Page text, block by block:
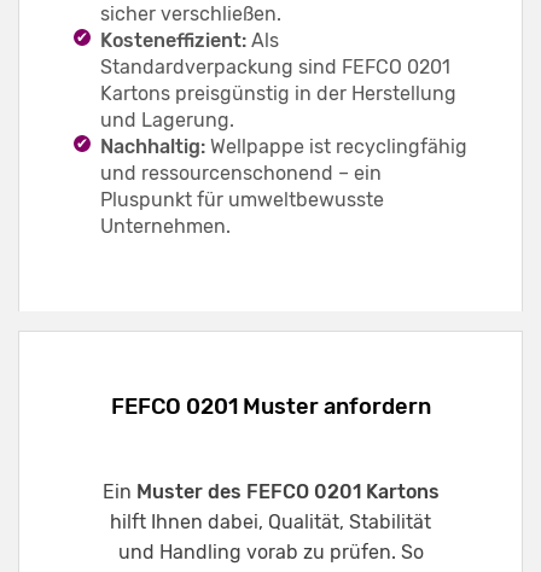
sicher verschließen.
Kosteneffizient: Als
Standardverpackung sind FEFCO 0201
Kartons preisgünstig in der Herstellung
und Lagerung.
Nachhaltig: Wellpappe ist recyclingfähig
und ressourcenschonend – ein
Pluspunkt für umweltbewusste
Unternehmen.
FEFCO 0201 Muster anfordern
Ein Muster des FEFCO 0201 Kartons
hilft Ihnen dabei, Qualität, Stabilität
und Handling vorab zu prüfen. So